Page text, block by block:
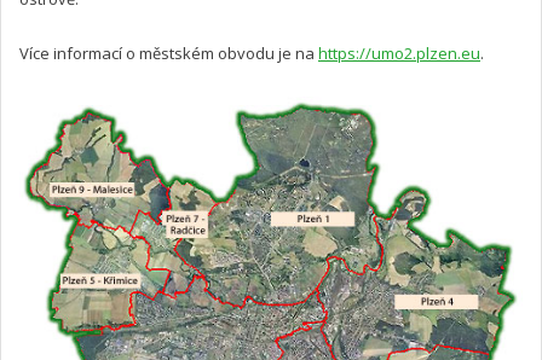
Více informací o městském obvodu je na https://umo2.plzen.eu.